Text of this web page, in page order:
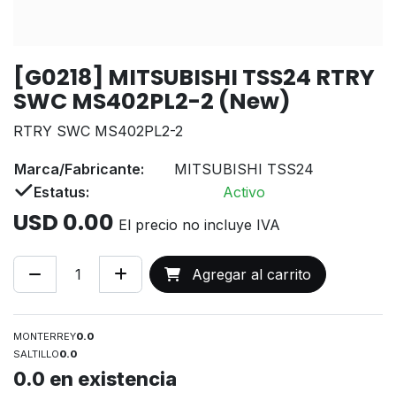
[G0218] MITSUBISHI TSS24 RTRY
SWC MS402PL2-2 (New)
RTRY SWC MS402PL2-2
Marca/Fabricante:
MITSUBISHI TSS24
Estatus:
Activo
USD 0.00 El precio no incluye IVA
Agregar al carrito
MONTERREY0.0
SALTILLO0.0
0.0 en existencia